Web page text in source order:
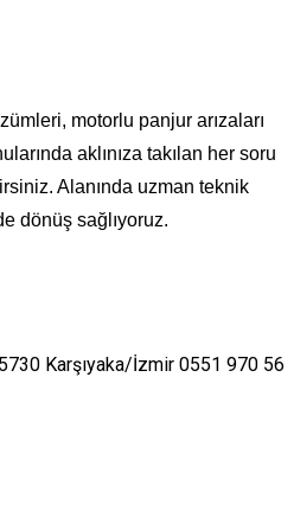
motorlu panjur arızaları
aklınıza takılan her soru
Alanında uzman teknik
dönüş sağlıyoruz.
Karşıyaka/İzmir 0551 970 56